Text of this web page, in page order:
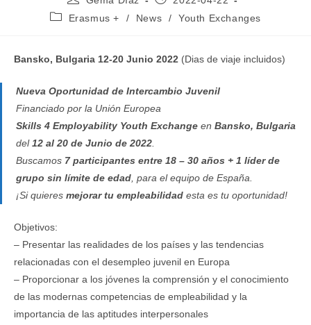
la
la
Categoría
entrada:
Erasmus + / News / Youth Exchanges
Bansko, Bulgaria 12-20 Junio 2022 (Dias de viaje incluidos)
Nueva Oportunidad de Intercambio Juvenil
Financiado por la Unión Europea
Skills 4 Employability Youth Exchange en Bansko, Bulgaria
del12 al 20 de Junio de 2022
Buscamos 7 participantes entre 18 – 30 años + 1 líder de
grupo sin límite de edad , para el equipo de España.
¡Si quieres mejorar tu empleabilidad esta es tu oportunidad!
Objetivos:
– Presentar las realidades de los países y las tendencias
relacionadas con el desempleo juvenil en Europa
– Proporcionar a los jóvenes la comprensión y el conocimiento
de las modernas competencias de empleabilidad y la
importancia de las aptitudes interpersonales